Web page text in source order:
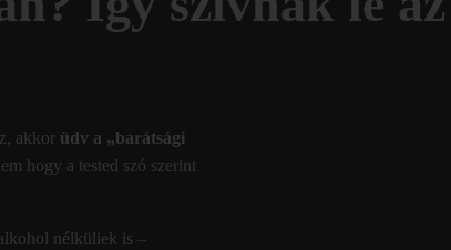
akkor üdv a „barátsági
hogy a tested szó szerint
nélküliek is –